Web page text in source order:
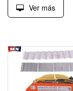
Ver más